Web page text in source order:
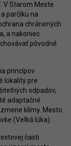
V Starom Meste
parčíku na
chránených
a nakoniec
pôvodné
princípov
lokality pre
odpadov,
adaptačné
klímy. Mesto
(Veľká lúka).
časti